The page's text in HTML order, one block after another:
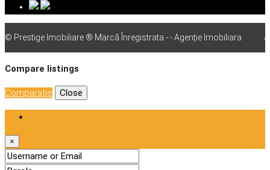
© Prestige Imobiliare ® Marcă Înregistrata - - Agenție Imobiliara
Compare listings
Comparaţie Close
×